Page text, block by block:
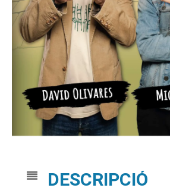
DESCRIPCIÓ